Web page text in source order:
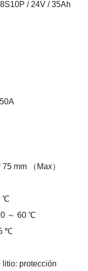
/ 24V / 35Ah
mm （Max）
℃
～ 60 ℃
℃
litio: protección